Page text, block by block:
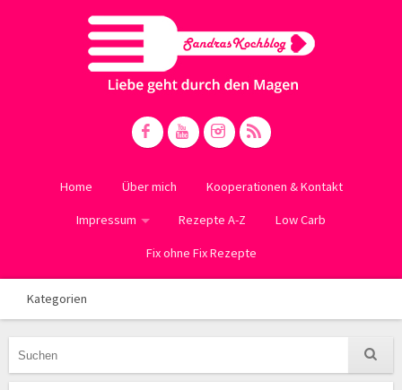
Home Über mich Kooperationen & Kontakt
Impressum Rezepte A-Z Low Carb
Fix ohne Fix Rezepte
Kategorien